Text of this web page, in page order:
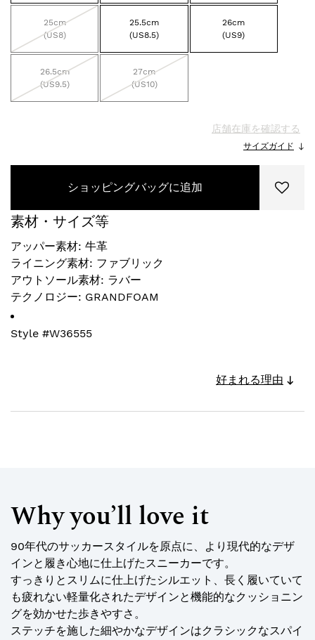
25cm
(US8)
25.5cm
(US8.5)
26cm
(US9)
26.5cm
(US9.5)
27cm
(US10)
店舗在庫を確認する
サイズガイド
ショッピングバッグに追加
素材・サイズ等
アッパー素材: 牛革
ライニング素材: ファブリック
アウトソール素材: ラバー
テクノロジー: GRANDFOAM
Style #W36555
好まれる理由
Why you’ll love it
90年代のサッカースタイルを原点に、より現代的なデザ
インと履き心地に仕上げたスニーカーです。
すっきりとスリムに仕上げたシルエット、長く履いていて
も疲れない軽量化されたデザインと機能的なクッショニン
グを効かせた歩きやすさ。
ステッチを施した細やかなデザインはクラシックなスパイ